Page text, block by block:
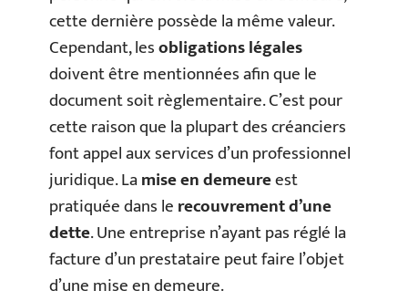
cette dernière possède la même valeur.
Cependant, lesobligations légales
doivent être mentionnées afin que le
document soit règlementaire. C’est pour
cette raison que la plupart des créanciers
font appel aux services d’un professionnel
juridique. Lamise en demeureest
pratiquée dans lerecouvrement d’une
dette. Une entreprise n’ayant pas réglé la
facture d’un prestataire peut faire l’objet
d’une mise en demeure.